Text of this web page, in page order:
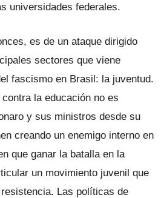
universidades federales.
es de un ataque dirigido
sectores que viene
fascismo en Brasil: la juventud.
la educación no es
y sus ministros desde su
creando un enemigo interno en
que ganar la batalla en la
un movimiento juvenil que
Las políticas de